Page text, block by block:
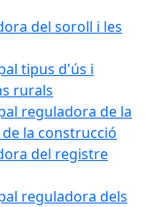
del soroll i les
tipus d'ús i
rurals
reguladora de la
la construcció
del registre
reguladora dels